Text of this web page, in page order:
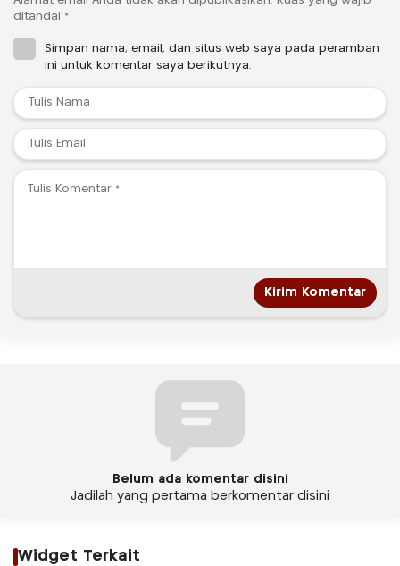
ditandai *
Simpan nama, email, dan situs web saya pada peramban
ini untuk komentar saya berikutnya.
Belum ada komentar disini
Jadilah yang pertama berkomentar disini
Widget Terkait